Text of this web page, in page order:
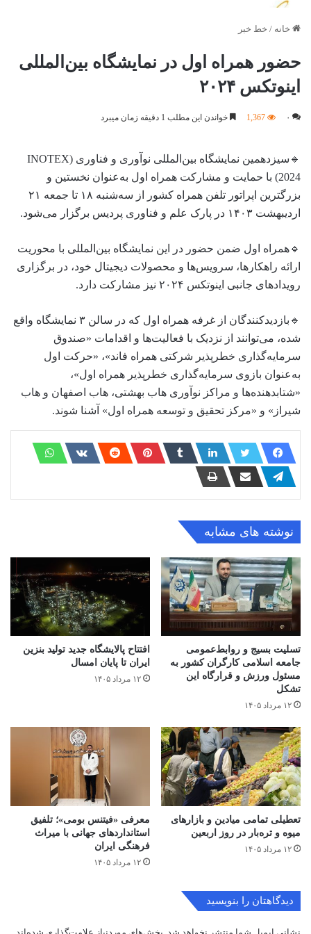
خانه / خط خبر
حضور همراه اول در نمایشگاه بین‌المللی
اینوتکس ۲۰۲۴
۰ 1,367 خواندن این مطلب 1 دقیقه زمان میبرد
🔹سیزدهمین نمایشگاه بین‌المللی نوآوری و فناوری (INOTEX
2024) با حمایت و مشارکت همراه اول به‌عنوان نخستین و
بزرگترین اپراتور تلفن همراه کشور از سه‌شنبه ۱۸ تا جمعه ۲۱
اردیبهشت ۱۴۰۳ در پارک علم و فناوری پردیس برگزار می‌شود.
🔹همراه اول ضمن حضور در این نمایشگاه بین‌المللی با محوریت
ارائه راهکارها، سرویس‌ها و محصولات دیجیتال خود، در برگزاری
رویدادهای جانبی اینوتکس ۲۰۲۴ نیز مشارکت دارد.
🔹بازدیدکنندگان از غرفه همراه اول که در سالن ۳ نمایشگاه واقع
شده، می‌توانند از نزدیک با فعالیت‌ها و اقدامات «صندوق
سرمایه‌گذاری خطرپذیر شرکتی همراه فاند»، «حرکت اول
به‌عنوان بازوی سرمایه‌گذاری خطرپذیر همراه اول»،
«شتابدهنده‌ها و مراکز نوآوری هاب بهشتی، هاب اصفهان و هاب
شیراز» و «مرکز تحقیق و توسعه همراه اول» آشنا شوند.
نوشته های مشابه
تسلیت بسیج و روابط‌عمومی
جامعه اسلامی کارگران کشور به
مسئول ورزش و قرارگاه این
تشکل
۱۲ مرداد ۱۴۰۵
افتتاح ‌پالایشگاه جدید تولید بنزین
ایران تا پایان امسال
۱۲ مرداد ۱۴۰۵
تعطیلی تمامی میادین و بازارهای
میوه و تره‌بار در روز اربعین
۱۲ مرداد ۱۴۰۵
معرفی «فیتنس بومی»؛ تلفیق
استانداردهای جهانی با میراث
فرهنگی ایران
۱۲ مرداد ۱۴۰۵
دیدگاهتان را بنویسید